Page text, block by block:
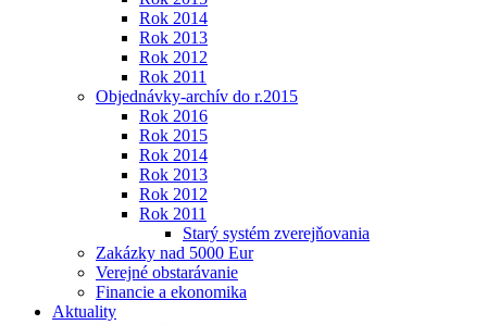
Rok 2014
Rok 2013
Rok 2012
Rok 2011
Objednávky-archív do r.2015
Rok 2016
Rok 2015
Rok 2014
Rok 2013
Rok 2012
Rok 2011
Starý systém zverejňovania
Zakázky nad 5000 Eur
Verejné obstarávanie
Financie a ekonomika
Aktuality